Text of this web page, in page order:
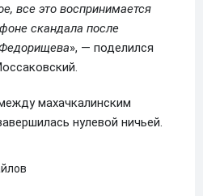
все это воспринимается
скандала после
», — поделился
махачкалинским
нулевой ничьей.